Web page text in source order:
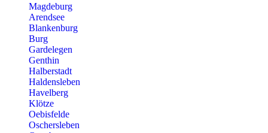
Magdeburg
Arendsee
Blankenburg
Burg
Gardelegen
Genthin
Halberstadt
Haldensleben
Havelberg
Klötze
Oebisfelde
Oschersleben